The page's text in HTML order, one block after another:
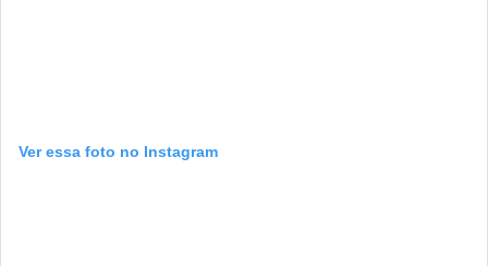
Ver essa foto no Instagram